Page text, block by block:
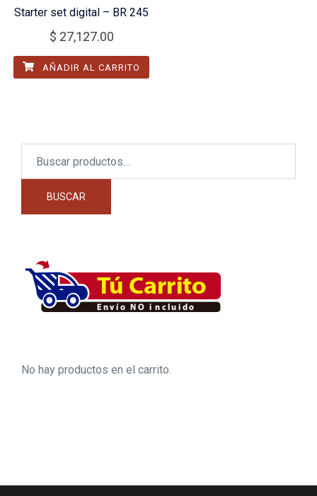
Starter set digital – BR 245
$ 27,127.00
AÑADIR AL CARRITO
BUSCAR
No hay productos en el carrito.